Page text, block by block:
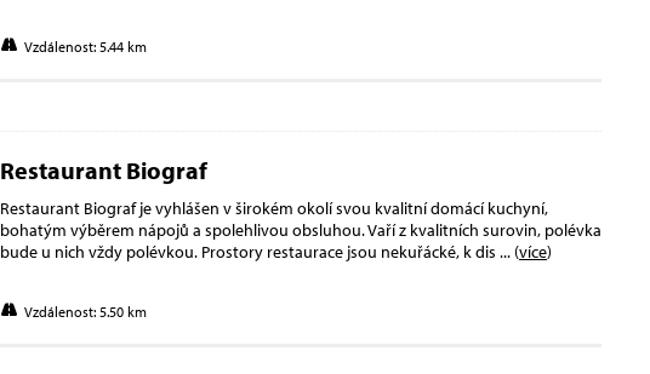
Vzdálenost: 5.44 km
Restaurant Biograf
Restaurant Biograf je vyhlášen v širokém okolí svou kvalitní domácí kuchyní,
bohatým výběrem nápojů a spolehlivou obsluhou. Vaří z kvalitních surovin, polévka
bude u nich vždy polévkou. Prostory restaurace jsou nekuřácké, k dis ... (více)
Vzdálenost: 5.50 km